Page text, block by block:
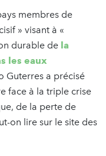
membres de
» visant à «
durable de la
les eaux
Guterres a précisé
face à la triple crise
de la perte de
on lire sur le site des